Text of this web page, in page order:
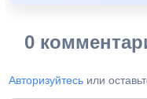
0
Авторизуйтесь или